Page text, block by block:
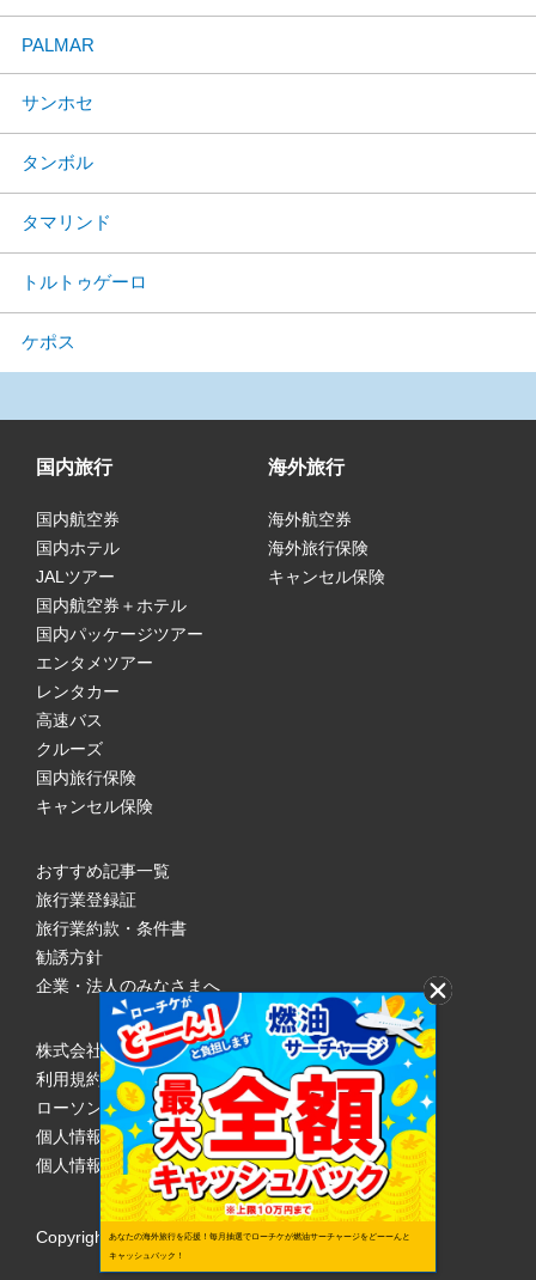
PALMAR
サンホセ
タンボル
タマリンド
トルトゥゲーロ
ケポス
国内旅行
国内航空券
国内ホテル
JALツアー
国内航空券＋ホテル
国内パッケージツアー
エンタメツアー
レンタカー
高速バス
クルーズ
国内旅行保険
キャンセル保険
海外旅行
海外航空券
海外旅行保険
キャンセル保険
おすすめ記事一覧
旅行業登録証
旅行業約款・条件書
勧誘方針
企業・法人のみなさまへ
株式会社ローソンエンタテインメント
利用規約
ローソンWEB会員規約
個人情報の取り扱いについて
個人情報保護方針
Copyright © 1998 Lawson Entertainment, Inc.
あなたの海外旅行を応援！毎月抽選でローチケが燃油サーチャージをどーーんと
キャッシュバック！